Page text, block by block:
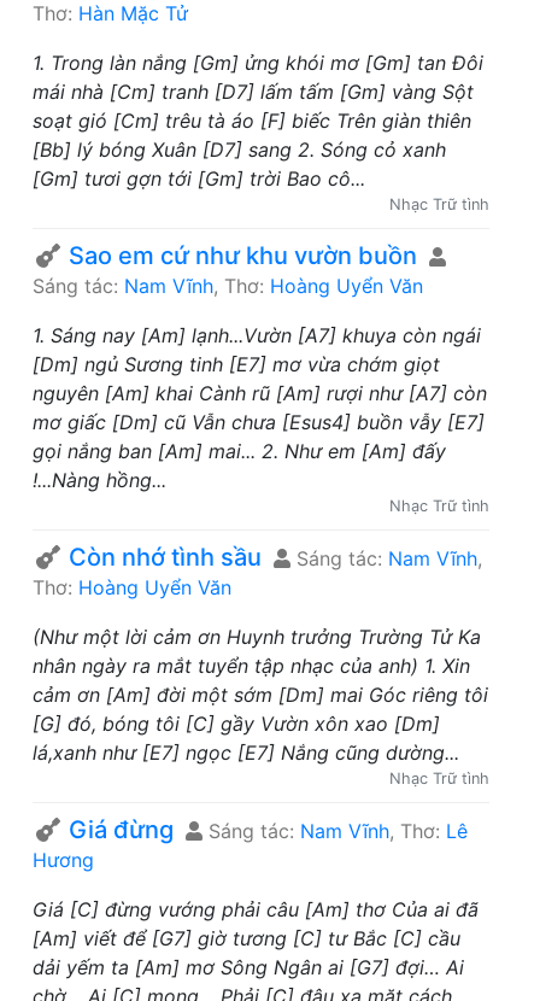
Thơ: Hàn Mặc Tử
1. Trong làn nắng [Gm] ửng khói mơ [Gm] tan Đôi
mái nhà [Cm] tranh [D7] lấm tấm [Gm] vàng Sột
soạt gió [Cm] trêu tà áo [F] biếc Trên giàn thiên
[Bb] lý bóng Xuân [D7] sang 2. Sóng cỏ xanh
[Gm] tươi gợn tới [Gm] trời Bao cô...
Nhạc Trữ tình
Sao em cứ như khu vườn buồn
Sáng tác: Nam Vĩnh, Thơ: Hoàng Uyển Văn
1. Sáng nay [Am] lạnh...Vườn [A7] khuya còn ngái
[Dm] ngủ Sương tinh [E7] mơ vừa chớm giọt
nguyên [Am] khai Cành rũ [Am] rượi như [A7] còn
mơ giấc [Dm] cũ Vẫn chưa [Esus4] buồn vẫy [E7]
gọi nắng ban [Am] mai... 2. Như em [Am] đấy
!...Nàng hồng...
Nhạc Trữ tình
Còn nhớ tình sầu Sáng tác: Nam Vĩnh,
Thơ: Hoàng Uyển Văn
(Như một lời cảm ơn Huynh trưởng Trường Tử Ka
nhân ngày ra mắt tuyển tập nhạc của anh) 1. Xin
cảm ơn [Am] đời một sớm [Dm] mai Góc riêng tôi
[G] đó, bóng tôi [C] gầy Vườn xôn xao [Dm]
lá,xanh như [E7] ngọc [E7] Nắng cũng dường...
Nhạc Trữ tình
Giá đừng Sáng tác: Nam Vĩnh, Thơ: Lê
Hương
Giá [C] đừng vướng phải câu [Am] thơ Của ai đã
[Am] viết để [G7] giờ tương [C] tư Bắc [C] cầu
dải yếm ta [Am] mơ Sông Ngân ai [G7] đợi… Ai
chờ… Ai [C] mong… Phải [C] đâu xa mặt cách